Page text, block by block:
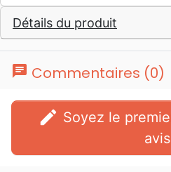
Détails du produit
chat Commentaires (0)
edit
avis